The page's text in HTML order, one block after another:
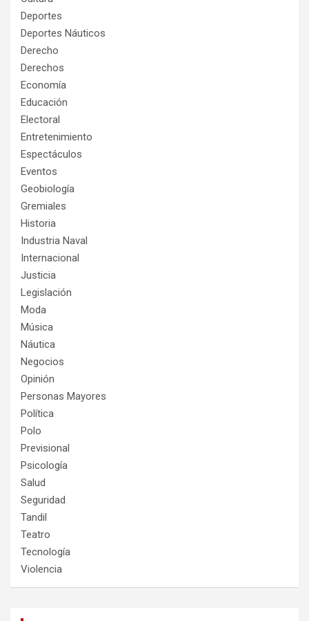
Deportes
Deportes Náuticos
Derecho
Derechos
Economía
Educación
Electoral
Entretenimiento
Espectáculos
Eventos
Geobiología
Gremiales
Historia
Industria Naval
Internacional
Justicia
Legislación
Moda
Música
Náutica
Negocios
Opinión
Personas Mayores
Política
Polo
Previsional
Psicología
Salud
Seguridad
Tandil
Teatro
Tecnología
Violencia